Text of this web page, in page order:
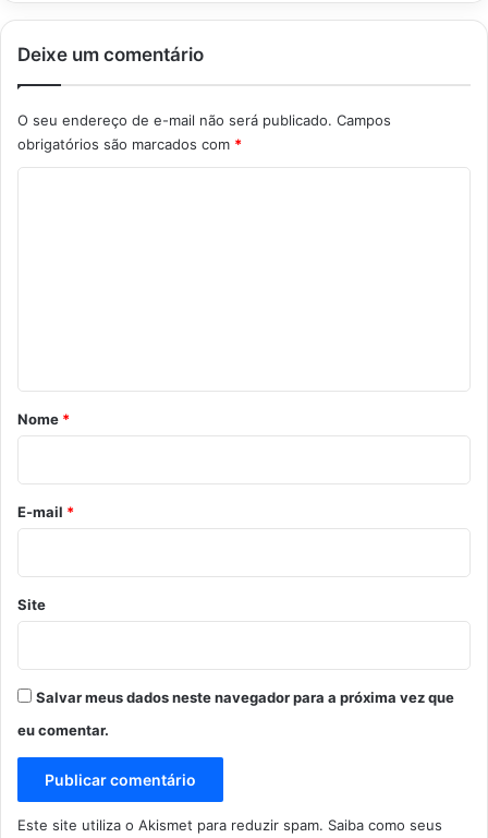
Deixe um comentário
O seu endereço de e-mail não será publicado. Campos
obrigatórios são marcados com *
r
o
*
Nome *
E-mail *
Site
Salvar meus dados neste navegador para a próxima vez que
eu comentar.
Este site utiliza o Akismet para reduzir spam. Saiba como seus